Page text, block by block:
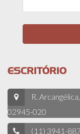
ESCRITÓRIO
R.
02945-020
(11) 3941-